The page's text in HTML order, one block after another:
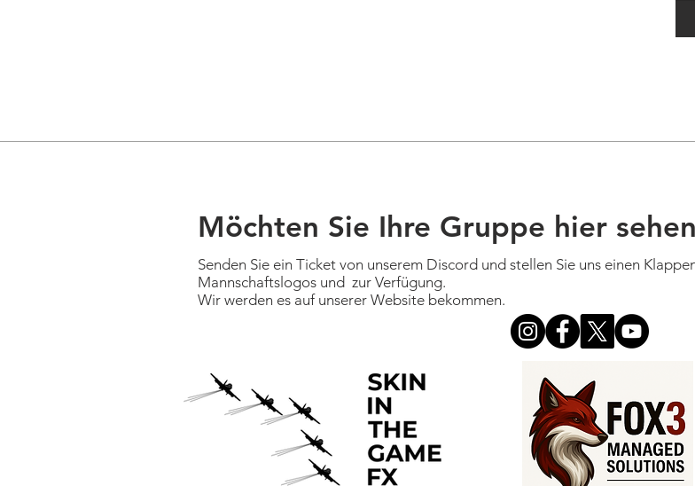
Möchten Sie Ihre Gruppe hier
Senden Sie ein Ticket von unserem Discord und stellen Sie uns einen
Mannschaftslogos und zur Verfügung.
Wir werden es auf unserer Website bekommen.